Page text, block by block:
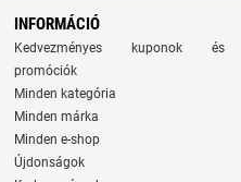
INFORMÁCIÓ
Kedvezményes kuponok és
promóciók
Minden kategória
Minden márka
Minden e-shop
Újdonságok